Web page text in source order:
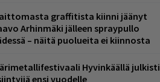
graffitista kiinni jäänyt
Arhinmäki jälleen spraypullo
– näitä puolueita ei kiinnosta
Hyvinkäällä julkisti
ensi vuodelle